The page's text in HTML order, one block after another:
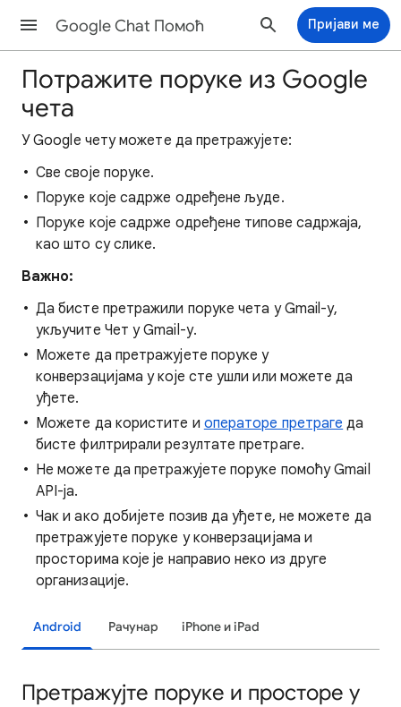
Google Chat Помоћ Пријави ме
Потражите поруке из Google
чета
У Google чету можете да претражујете:
Све своје поруке.
Поруке које садрже одређене људе.
Поруке које садрже одређене типове садржаја,
као што су слике.
Важно:
Да бисте претражили поруке чета у Gmail-у,
укључите Чет у Gmail-у.
Можете да претражујете поруке у
конверзацијама у које сте ушли или можете да
уђете.
Можете да користите и операторе претраге да
бисте филтрирали резултате претраге.
Не можете да претражујете поруке помоћу Gmail
API-ја.
Чак и ако добијете позив да уђете, не можете да
претражујете поруке у конверзацијама и
просторима које је направио неко из друге
организације.
Android Рачунар iPhone и iPad
Претражујте поруке и просторе у